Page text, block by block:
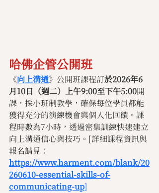
哈佛企管公開班
《向上溝通》公開班課程訂於2026年6
月10日（週二）上午9:00至下午5:00開
課，採小班制教學，確保每位學員都能
獲得充分的演練機會與個人化回饋。課
程時數為7小時，透過密集訓練快速建立
向上溝通信心與技巧。[詳細課程資訊與
報名請見：
https://www.harment.com/blank/20
260610-essential-skills-of-
communicating-up]